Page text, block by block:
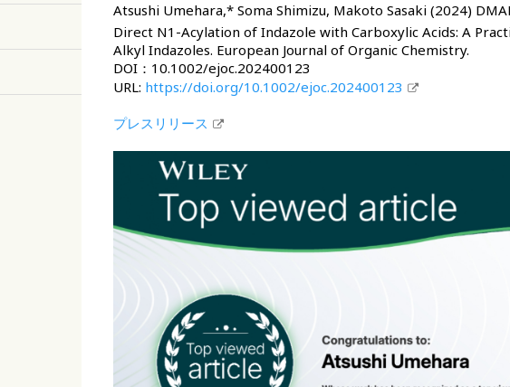
Atsushi Umehara,* Soma Shimizu, Makoto Sasaki (2024)
Direct N1-Acylation of Indazole with Carboxylic Acids: A
Alkyl Indazoles. European Journal of Organic Chemistry.
DOI：10.1002/ejoc.202400123
URL: https://doi.org/10.1002/ejoc.202400123
プレスリリース